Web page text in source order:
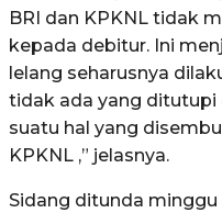
BRI dan KPKNL tidak
kepada debitur. Ini
lelang seharusnya
tidak ada yang
suatu hal yang
KPKNL ,” jelasnya.
Sidang ditunda minggu